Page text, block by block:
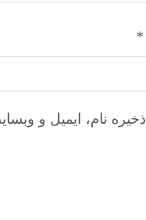
*
ذخیره نام، ایمیل و